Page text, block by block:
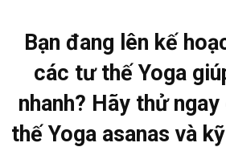
Bạn đang lên kế
các tư thế Yoga
nhanh? Hãy thử
thế Yoga asanas và